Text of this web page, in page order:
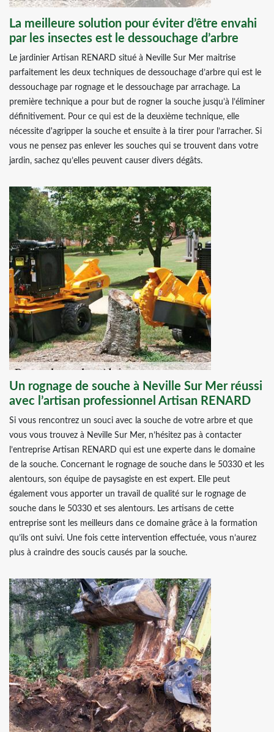
La meilleure solution pour éviter d’être envahi
par les insectes est le dessouchage d’arbre
Le jardinier Artisan RENARD situé à Neville Sur Mer maitrise
parfaitement les deux techniques de dessouchage d’arbre qui est le
dessouchage par rognage et le dessouchage par arrachage. La
première technique a pour but de rogner la souche jusqu’à l’éliminer
définitivement. Pour ce qui est de la deuxième technique, elle
nécessite d'agripper la souche et ensuite à la tirer pour l’arracher. Si
vous ne pensez pas enlever les souches qui se trouvent dans votre
jardin, sachez qu’elles peuvent causer divers dégâts.
Un rognage de souche à Neville Sur Mer réussi
avec l’artisan professionnel Artisan RENARD
Si vous rencontrez un souci avec la souche de votre arbre et que
vous vous trouvez à Neville Sur Mer, n’hésitez pas à contacter
l’entreprise Artisan RENARD qui est une experte dans le domaine
de la souche. Concernant le rognage de souche dans le 50330 et les
alentours, son équipe de paysagiste en est expert. Elle peut
également vous apporter un travail de qualité sur le rognage de
souche dans le 50330 et ses alentours. Les artisans de cette
entreprise sont les meilleurs dans ce domaine grâce à la formation
qu’ils ont suivi. Une fois cette intervention effectuée, vous n’aurez
plus à craindre des soucis causés par la souche.